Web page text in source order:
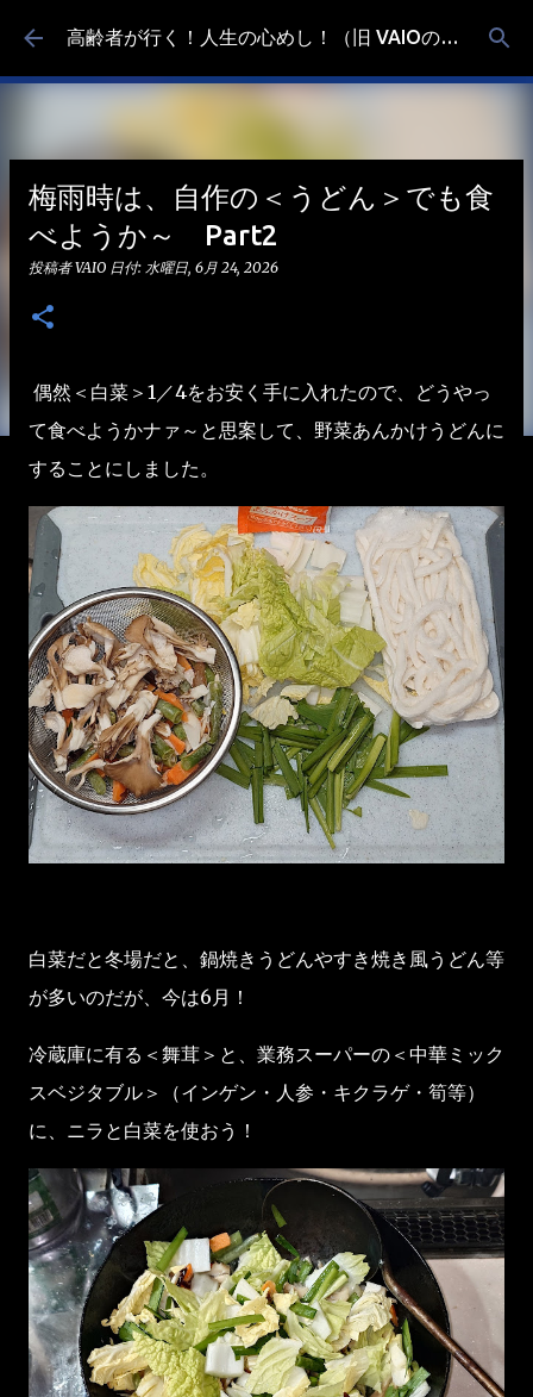
スキップしてメイン コンテンツに移動 高齢者が行く！人生の心めし！（旧 VAIOの食べ歩き）
梅雨時は、自作の＜うどん＞でも食
べようか～ Part2
投稿者VAIO 日付: 水曜日, 6月 24, 2026
偶然＜白菜＞1／4をお安く手に入れたので、どうやっ
て食べようかナァ～と思案して、野菜あんかけうどんに
することにしました。
白菜だと冬場だと、鍋焼きうどんやすき焼き風うどん等
が多いのだが、今は6月！
冷蔵庫に有る＜舞茸＞と、業務スーパーの＜中華ミック
スベジタブル＞（インゲン・人参・キクラゲ・筍等）
に、ニラと白菜を使おう！